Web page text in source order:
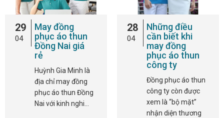
29
04
May đồng
phục áo thun
Đồng Nai giá
rẻ
Huỳnh Gia Minh là
địa chỉ may đồng
phục áo thun Đồng
Nai với kinh nghi…
28
04
Những điều
cần biết khi
may đồng
phục áo thun
công ty
Đồng phục áo thun
công ty còn được
xem là “bộ mặt”
nhận diện thương